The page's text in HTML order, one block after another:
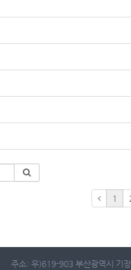
1
주소: 우)619-903 부산광역시 기